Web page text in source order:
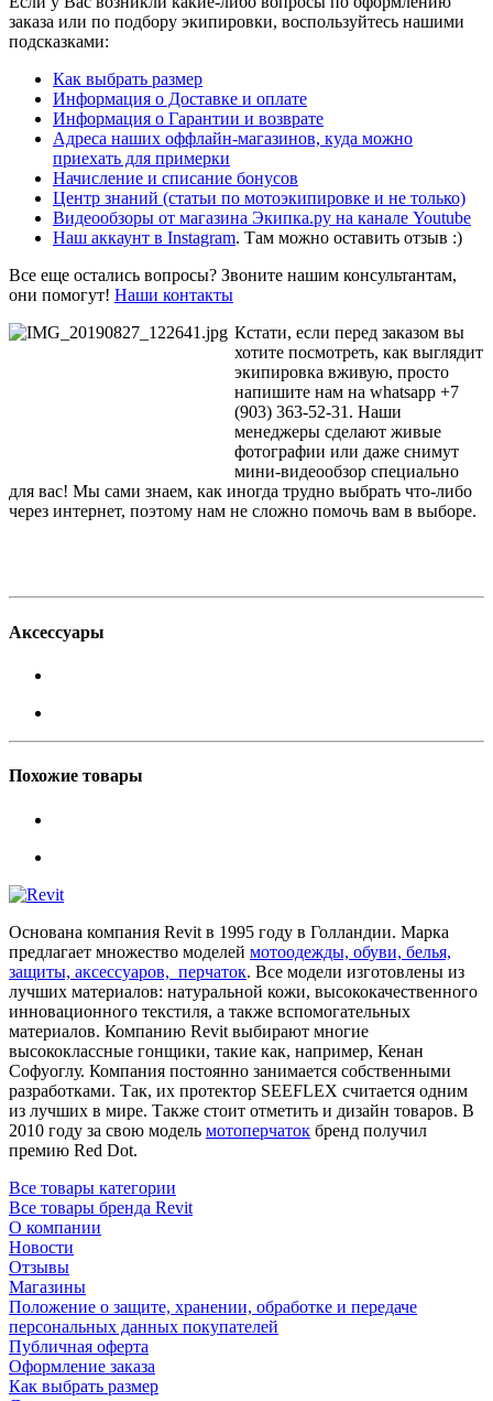
заказа или по подбору экипировки, воспользуйтесь нашими
подсказками:
Как выбрать размер
Информация о Доставке и оплате
Информация о Гарантии и возврате
Адреса наших оффлайн-магазинов, куда можно
приехать для примерки
Начисление и списание бонусов
Центр знаний (статьи по мотоэкипировке и не только)
Видеообзоры от магазина Экипка.ру на канале Youtube
Наш аккаунт в Instagram. Там можно оставить отзыв :)
Все еще остались вопросы? Звоните нашим консультантам,
они помогут! Наши контакты
Кстати, если перед заказом вы
хотите посмотреть, как выглядит
экипировка вживую, просто
напишите нам на whatsapp +7
(903) 363-52-31. Наши
менеджеры сделают живые
фотографии или даже снимут
мини-видеообзор специально
для вас! Мы сами знаем, как иногда трудно выбрать что-либо
через интернет, поэтому нам не сложно помочь вам в выборе.
Аксессуары
Похожие товары
Основана компания Revit в 1995 году в Голландии. Марка
предлагает множество моделей мотоодежды, обуви, белья,
защиты, аксессуаров, перчаток. Все модели изготовлены из
лучших материалов: натуральной кожи, высококачественного
инновационного текстиля, а также вспомогательных
материалов. Компанию Revit выбирают многие
высококлассные гонщики, такие как, например, Кенан
Софуоглу. Компания постоянно занимается собственными
разработками. Так, их протектор SEEFLEX считается одним
из лучших в мире. Также стоит отметить и дизайн товаров. В
2010 году за свою модель мотоперчаток бренд получил
премию Red Dot.
Все товары категории
Все товары бренда Revit
О компании
Новости
Отзывы
Магазины
Положение о защите, хранении, обработке и передаче
персональных данных покупателей
Публичная оферта
Оформление заказа
Как выбрать размер